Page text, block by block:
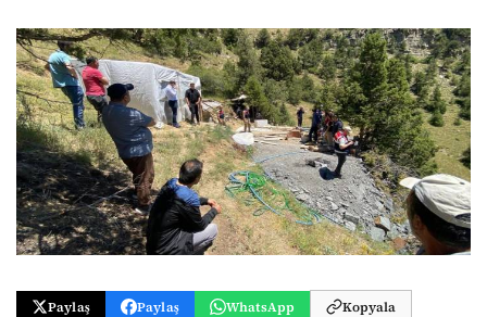
Paylaş Paylaş WhatsApp Kopyala